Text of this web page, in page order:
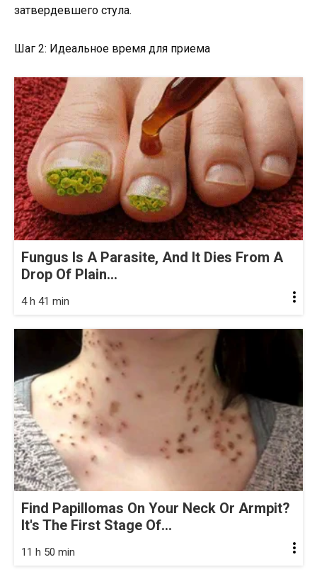
затвердевшего стула.
Шаг 2: Идеальное время для приема
Fungus Is A Parasite, And It Dies From A
Drop Of Plain...
4 h 41 min
Find Papillomas On Your Neck Or Armpit?
It's The First Stage Of...
11 h 50 min